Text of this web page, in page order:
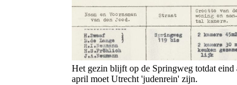
Het gezin blijft op de Springweg totdat
april moet Utrecht 'judenrein' zijn.